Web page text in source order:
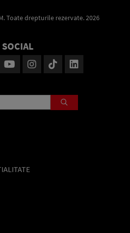
Toate drepturile rezervate. 2026
SOCIAL